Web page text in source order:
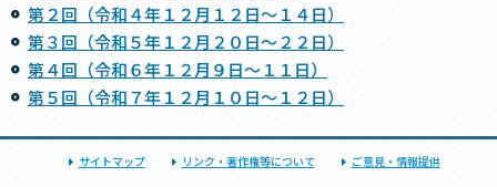
第２回（令和４年１２月１２日～１４日）
第３回（令和５年１２月２０日～２２日）
第４回（令和６年１２月９日～１１日）
第５回（令和７年１２月１０日～１２日）
サイトマップ リンク・著作権等について ご意見・情報提供